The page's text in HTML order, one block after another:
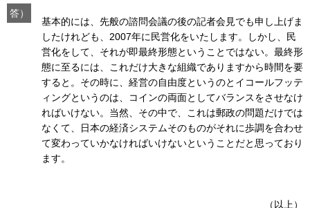
答）
基本的には、先般の諮問会議の後の記者会見でも申し上げま
したけれども、2007年に民営化をいたします。しかし、民
営化をして、それが即最終形態ということではない。最終形
態に至るには、これだけ大きな組織でありますから時間を要
すると。その時に、経営の自由度というのとイコールフッテ
ィングというのは、コインの両面としてバランスをさせなけ
ればいけない。当然、その中で、これは郵政の問題だけでは
なくて、日本の経済システムそのものがそれに歩調を合わせ
て変わっていかなければいけないということだと思っており
ます。
（以上）